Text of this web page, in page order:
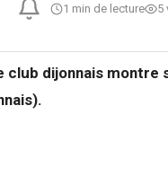
1 min de lecture 5
club dijonnais montre